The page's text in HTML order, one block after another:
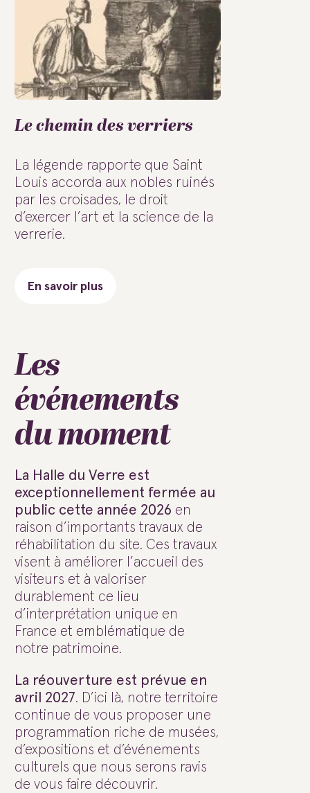
Le chemin des verriers
La légende rapporte que Saint
Louis accorda aux nobles ruinés
par les croisades, le droit
d’exercer l’art et la science de la
verrerie.
En savoir plus
Les
événements
du moment
La Halle du Verre est
exceptionnellement fermée au
public cette année 2026 en
raison d’importants travaux de
réhabilitation du site. Ces travaux
visent à améliorer l’accueil des
visiteurs et à valoriser
durablement ce lieu
d’interprétation unique en
France et emblématique de
notre patrimoine.
La réouverture est prévue en
avril 2027. D’ici là, notre territoire
continue de vous proposer une
programmation riche de musées,
d’expositions et d’événements
culturels que nous serons ravis
de vous faire découvrir.